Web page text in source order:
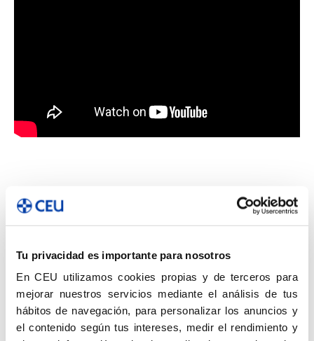
Tu privacidad es importante para nosotros
En CEU utilizamos cookies propias y de terceros para
mejorar nuestros servicios mediante el análisis de tus
hábitos de navegación, para personalizar los anuncios y
el contenido según tus intereses, medir el rendimiento y
ETIQUETAS
Facebook Twitter Pinterest